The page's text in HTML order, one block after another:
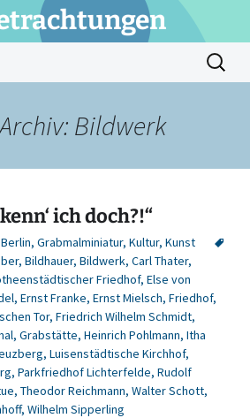
Suchen
nach:
Bildwerk
ich doch?!“
Berlin, Grabmalminiatur, Kultur, Kunst
, Bildhauer, Bildwerk, Carl Thater,
Friedhof, Else von
, Ernst Franke, Ernst Mielsch, Friedhof,
Tor, Friedrich Wilhelm Schmidt,
, Grabstätte, Heinrich Pohlmann, Itha
, Luisenstädtische Kirchhof,
, Parkfriedhof Lichterfelde, Rudolf
, Theodor Reichmann, Walter Schott,
, Wilhelm Sipperling